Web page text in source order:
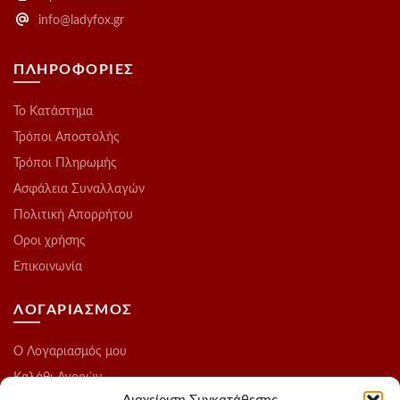
info@ladyfox.gr
ΠΛΗΡΟΦΟΡΙΕΣ
Το Kατάστημα
Τρόποι Αποστολής
Τρόποι Πληρωμής
Ασφάλεια Συναλλαγών
Πολιτική Απορρήτου
Οροι χρήσης
Επικοινωνία
ΛΟΓΑΡΙΑΣΜΟΣ
O Λογαριασμός μου
Καλάθι Αγορών